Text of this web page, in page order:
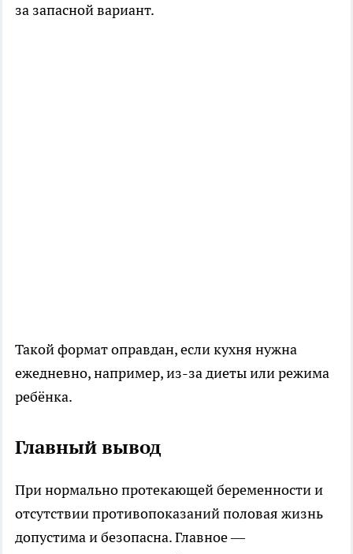
за запасной вариант.
Такой формат оправдан, если кухня нужна
ежедневно, например, из-за диеты или режима
ребёнка.
Главный вывод
При нормально протекающей беременности и
отсутствии противопоказаний половая жизнь
допустима и безопасна. Главное —